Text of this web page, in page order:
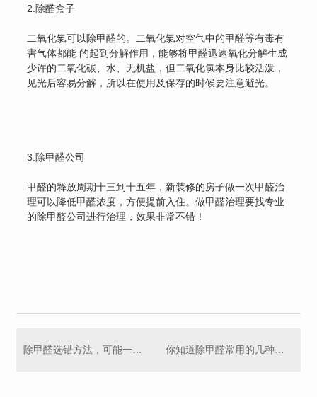
2.除醛盒子
二氧化氯可以除甲醛的。二氧化氯对空气中的甲醛等有毒有
害气体都能 的起到分解作用，能够将甲醛迅速氧化分解生成
少许的二氧化碳、水、无机盐，但二氧化氯本身比较活泼，
见光后容易分解，所以在使用及保存的时候要注意避光。
3.除甲醛公司
甲醛的释放周期十三到十五年，新装修的房子做一次甲醛治
理可以降低甲醛浓度，方便提前入住。做甲醛治理要找专业
的除甲醛公司进行治理，效果非常不错！